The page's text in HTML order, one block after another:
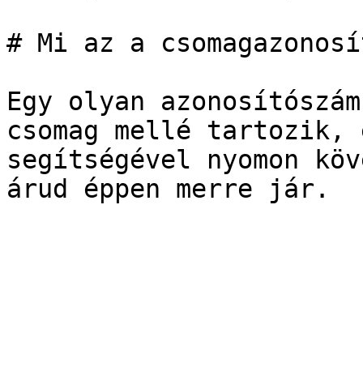
# Mi az a
Egy olyan
csomag mellé tartozik,
segítségével nyomon